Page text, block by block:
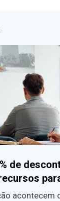
de
acontecem